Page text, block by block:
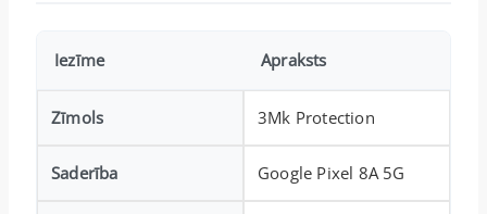
Iezīme Apraksts
Zīmols 3Mk Protection
Saderība Google Pixel 8A 5G